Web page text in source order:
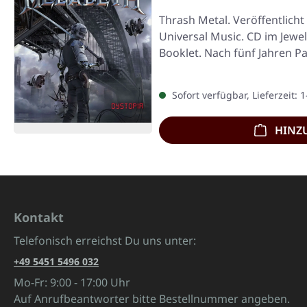
Thrash Metal. Veröffentlicht
Universal Music. CD im
Booklet. Nach fünf Jahren
Sofort verfügbar, Lieferzeit:
Kontakt
Telefonisch erreichst Du uns unter:
+49 5451 5496 032
Mo-Fr: 9:00 - 17:00 Uhr
Auf Anrufbeantworter bitte Bestellnummer angeben.